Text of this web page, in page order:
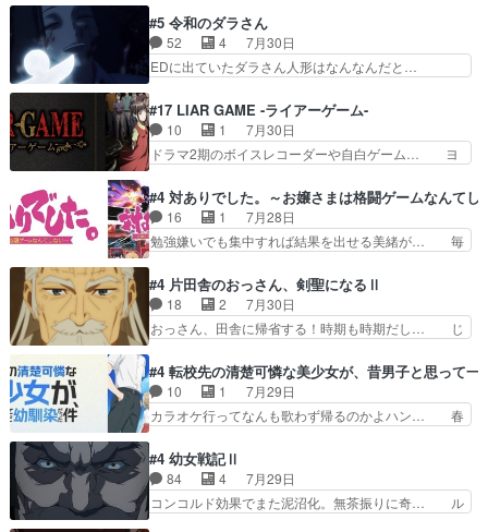
組みか‥Lv200帯の… そのために役割を超越する
者の出現させるた… アリスのお陰で他の勇者達も
共闘してくれ魔…
ちゃんの恋愛話をしたり、タバコを生産… ここう
っすら思ったことズバリ言ってくれて… おかし
い、さわやかだ 世話好きの陰に支配… ヤクねこ
のクワガタ取りの話見て切なくなっ… 普段は選別
れww唐突な作画力の正… なんか今日はかなり一
瞬で終わっちまったっ… 先週と比べてまだまとも
に見えた。4話は過…
#5 令和のダラさん
52 4
7月30日
EDに出ていたダラさん人形はなんなんだと…
惨な過去がきっちり現代に継承されている… ダラ
さんと姉弟の母との出会いの話やはりダ… ダラさ
んの過去話も佳境…げに恐ろしいは人… 第５話感
想：２人の過剰な貢ぎ物?の礼とし… 第５話感
系列が4話と入れ替わってるのね… こんなデカイ
のどうやって運ぶんだよ！？姉… ダラさん、人型
形態にもなれるんか!?w髪…
#17 LIAR GAME -ライアーゲーム-
10 1
7月30日
ドラマ2期のボイスレコーダーや自白ゲーム… ヨ
国の奴らも馬鹿が多いが、夜の国も同じ… ご視聴
ありがとうございました来週もよろし… 握った◯
治郎（中の人的に）仲間であるプレ… ヨコヤの頭
の回転の速さと人間の心理を利用… 夜の国のヨコ
で夜の国の独裁支配を強化、… やはりヨコヤいい
ですね。昼の国が勝てる流… 役で出演いたしまし
た。次回も緊張が止まり…
#4 対ありでした。～お嬢さまは格闘ゲームなんてし
16 1
7月28日
勉強嫌いでも集中すれば結果を出せる美緒が… 毎
なゲームも相手が強すぎるとやる気無く… テー
マ：テスト勉強と大会感想は、美緒がテ… すげー
ーーーーーーーー良い……。女性声優… 深夜の格
ゲー対戦よりテストの方がよっぽど… 真剣に授業
ストに向けて勉強会！美緒ちゃ… 受験勉強と戦闘
の2択なら戦闘を選ぶ娘w美… 勉強嫌いでバトル
を選ぶって、ひぐらしの沙…
#4 片田舎のおっさん、剣聖になるⅡ
18 2
7月30日
おっさん、田舎に帰省する！時期も時期だし… じ
れない爺さんには夢が詰まってると思う… クル
ニ、ヘンブリッツ、ミュイと一緒におっ… 帰省、
お供ヒロインはクルニ。順番的には確… 父親から
手紙が来た。サーベルボアの退治の… ここでヘン
家に帰ることに・ベリルはミュ… おっさんの親と
なるとお爺ちゃんだよね孫扱… ・ベリル、実家に
帰ることに・ベリルはミュ…
#4 転校先の清楚可憐な美少女が、昔男子と思って一
10 1
7月29日
カラオケ行ってなんも歌わず帰るのかよハン… 春
やらあの女優さんが春希のお母さんのよ… 春希ち
ゃん姫ちゃんに野菜の子も凄え可愛い… 隼人くん
のスマホを買いに行ってたけど完全… 第４話を
U-NEXTで視聴しました。視聴… スマホを買うた
#4 幼女戦記Ⅱ
84 4
7月29日
コンコルド効果でまた泥沼化。無茶振りに奇… ル